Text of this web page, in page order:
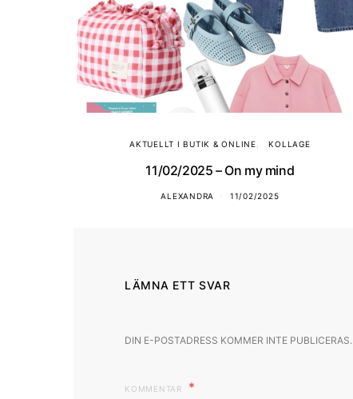
AKTUELLT I BUTIK & ONLINE KOLLAGE
11/02/2025 – On my mind
ALEXANDRA 11/02/2025
LÄMNA ETT SVAR
DIN E-POSTADRESS KOMMER INTE PUBLICERAS.
KOMMENTAR